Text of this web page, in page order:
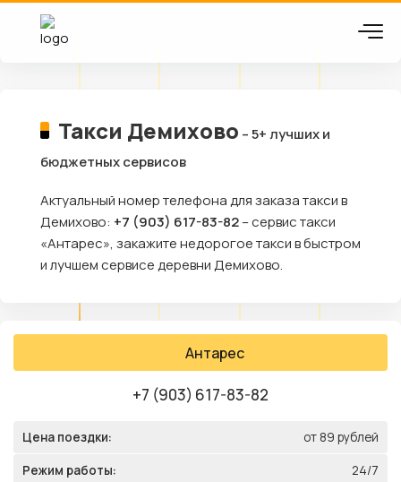
Такси Демихово – 5+ лучших и
бюджетных сервисов
Актуальный номер телефона для заказа такси в
Демихово: +7 (903) 617-83-82– сервис такси
«Антарес», закажите недорогое такси в быстром
и лучшем сервисе деревни Демихово.
Антарес
+7 (903) 617-83-82
Цена поездки: от 89 рублей
Режим работы: 24/7